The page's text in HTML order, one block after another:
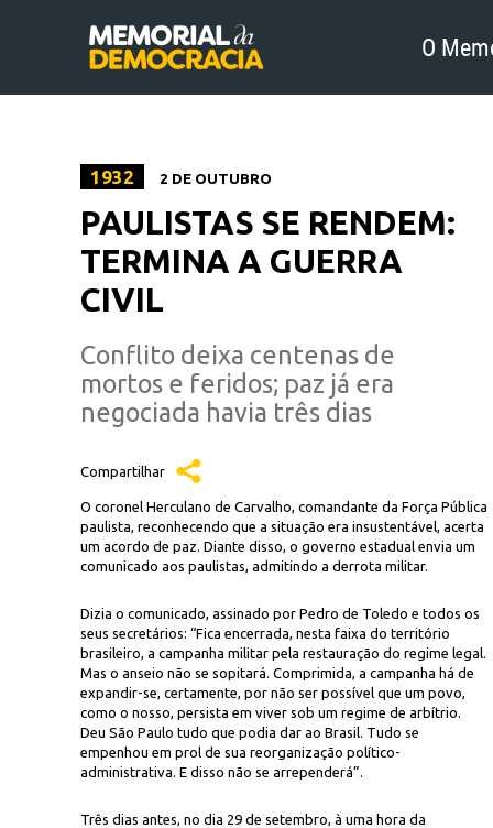
O
1932 2 DE OUTUBRO
PAULISTAS SE RENDEM:
TERMINA A GUERRA
CIVIL
Conflito deixa centenas de
mortos e feridos; paz já era
negociada havia três dias
Compartilhar
O coronel Herculano de Carvalho, comandante da Força Pública
paulista, reconhecendo que a situação era insustentável, acerta
um acordo de paz. Diante disso, o governo estadual envia um
comunicado aos paulistas, admitindo a derrota militar.
Dizia o comunicado, assinado por Pedro de Toledo e todos os
seus secretários: “Fica encerrada, nesta faixa do território
brasileiro, a campanha militar pela restauração do regime legal.
Mas o anseio não se sopitará. Comprimida, a campanha há de
expandir-se, certamente, por não ser possível que um povo,
como o nosso, persista em viver sob um regime de arbítrio.
Deu São Paulo tudo que podia dar ao Brasil. Tudo se
empenhou em prol de sua reorganização político-
administrativa. E disso não se arrependerá”.
Três dias antes, no dia 29 de setembro, à uma hora da
do seu governo exilados em Lisboa